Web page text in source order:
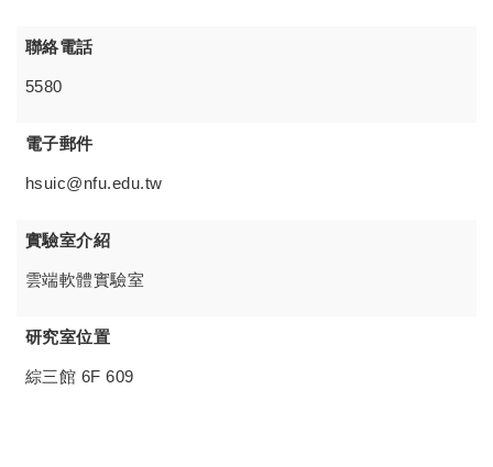
聯絡電話
5580
電子郵件
hsuic@nfu.edu.tw
實驗室介紹
雲端軟體實驗室
研究室位置
綜三館 6F 609